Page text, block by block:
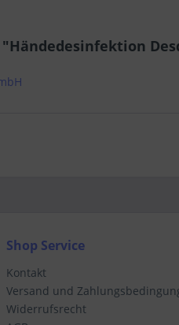
Shop Service
Kontakt
Versand und
Widerrufsrecht